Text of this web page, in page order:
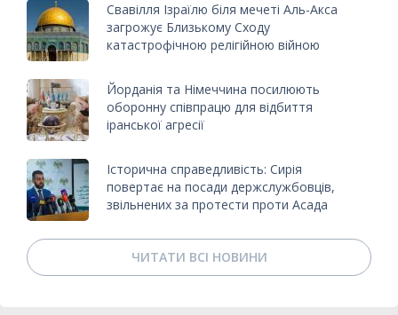
Свавілля Ізраїлю біля мечеті Аль-Акса
загрожує Близькому Сходу
катастрофічною релігійною війною
Йорданія та Німеччина посилюють
оборонну співпрацю для відбиття
іранської агресії
Історична справедливість: Сирія
повертає на посади держслужбовців,
звільнених за протести проти Асада
ЧИТАТИ ВСІ НОВИНИ